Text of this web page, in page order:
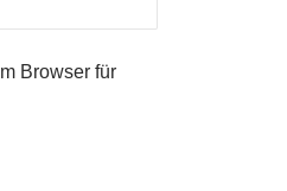
Browser für